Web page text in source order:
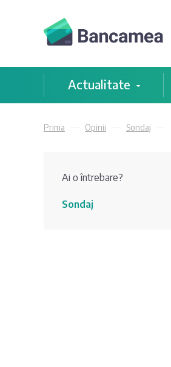
Actualitate
Prima Opinii Sondaj
Ai o întrebare?
Sondaj